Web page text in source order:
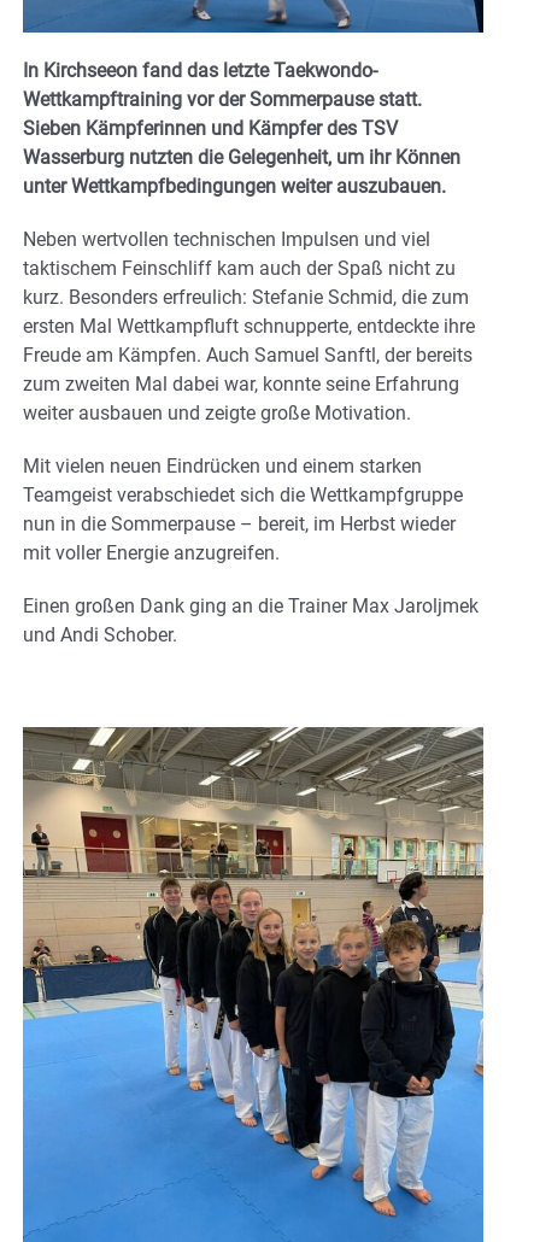
In Kirchseeon fand das letzte Taekwondo-
Wettkampftraining vor der Sommerpause statt.
Sieben Kämpferinnen und Kämpfer des TSV
Wasserburg nutzten die Gelegenheit, um ihr Können
unter Wettkampfbedingungen weiter auszubauen.
Neben wertvollen technischen Impulsen und viel
taktischem Feinschliff kam auch der Spaß nicht zu
kurz. Besonders erfreulich: Stefanie Schmid, die zum
ersten Mal Wettkampfluft schnupperte, entdeckte ihre
Freude am Kämpfen. Auch Samuel Sanftl, der bereits
zum zweiten Mal dabei war, konnte seine Erfahrung
weiter ausbauen und zeigte große Motivation.
Mit vielen neuen Eindrücken und einem starken
Teamgeist verabschiedet sich die Wettkampfgruppe
nun in die Sommerpause – bereit, im Herbst wieder
mit voller Energie anzugreifen.
Einen großen Dank ging an die Trainer Max Jaroljmek
und Andi Schober.